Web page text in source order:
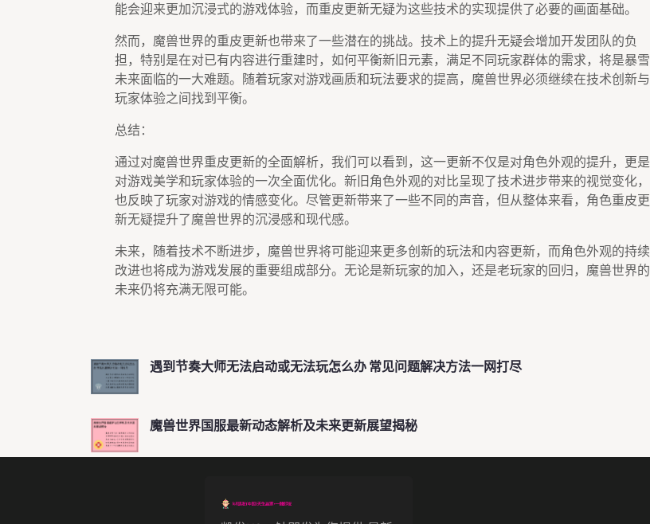
能会迎来更加沉浸式的游戏体验，而重皮更新无疑为这些技术的实现提供了必要的画面基础。
然而，魔兽世界的重皮更新也带来了一些潜在的挑战。技术上的提升无疑会增加开发团队的负
担，特别是在对已有内容进行重建时，如何平衡新旧元素，满足不同玩家群体的需求，将是暴雪
未来面临的一大难题。随着玩家对游戏画质和玩法要求的提高，魔兽世界必须继续在技术创新与
玩家体验之间找到平衡。
总结：
通过对魔兽世界重皮更新的全面解析，我们可以看到，这一更新不仅是对角色外观的提升，更是
对游戏美学和玩家体验的一次全面优化。新旧角色外观的对比呈现了技术进步带来的视觉变化，
也反映了玩家对游戏的情感变化。尽管更新带来了一些不同的声音，但从整体来看，角色重皮更
新无疑提升了魔兽世界的沉浸感和现代感。
未来，随着技术不断进步，魔兽世界将可能迎来更多创新的玩法和内容更新，而角色外观的持续
改进也将成为游戏发展的重要组成部分。无论是新玩家的加入，还是老玩家的回归，魔兽世界的
未来仍将充满无限可能。
遇到节奏大师无法启动或无法玩怎么办 常见问题解决方法一网打尽
魔兽世界国服最新动态解析及未来更新展望揭秘